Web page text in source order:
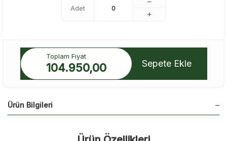
Adet
Toplam Fiyat
104.950,00 Sepete Ekle
Ürün Bilgileri